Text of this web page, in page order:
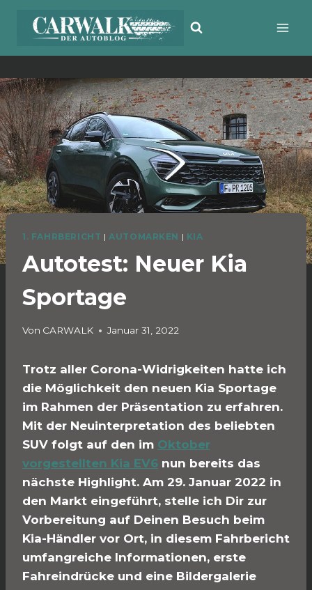
Inhalt
1. FAHRBERICHT | AUTOMARKEN | KIA
Autotest: Neuer Kia
Sportage
Von CARWALK Januar 31, 2022
Trotz aller Corona-Widrigkeiten hatte ich
die Möglichkeit den neuen Kia Sportage
im Rahmen der Präsentation zu erfahren.
Mit der Neuinterpretation des beliebten
SUV folgt auf den im Oktober
vorgestellten Kia EV6 nun bereits das
nächste Highlight. Am 29. Januar 2022 in
den Markt eingeführt, stelle ich Dir zur
Vorbereitung auf Deinen Besuch beim
Kia-Händler vor Ort, in diesem Fahrbericht
umfangreiche Informationen, erste
Fahreindrücke und eine Bildergalerie